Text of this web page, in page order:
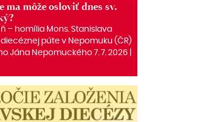
ma môže osloviť dnes sv.
– homília Mons. Stanislava
púte v Nepomuku (ČR)
Jána Nepomuckého 7. 7. 2026 |